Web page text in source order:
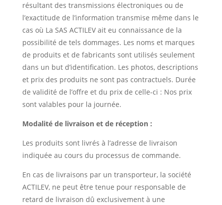
résultant des transmissions électroniques ou de
l’exactitude de l’information transmise même dans le
cas où La SAS ACTILEV ait eu connaissance de la
possibilité de tels dommages. Les noms et marques
de produits et de fabricants sont utilisés seulement
dans un but d’identification. Les photos, descriptions
et prix des produits ne sont pas contractuels. Durée
de validité de l’offre et du prix de celle-ci : Nos prix
sont valables pour la journée.
Modalité de livraison et de réception :
Les produits sont livrés à l’adresse de livraison
indiquée au cours du processus de commande.
En cas de livraisons par un transporteur, la société
ACTILEV, ne peut être tenue pour responsable de
retard de livraison dû exclusivement à une